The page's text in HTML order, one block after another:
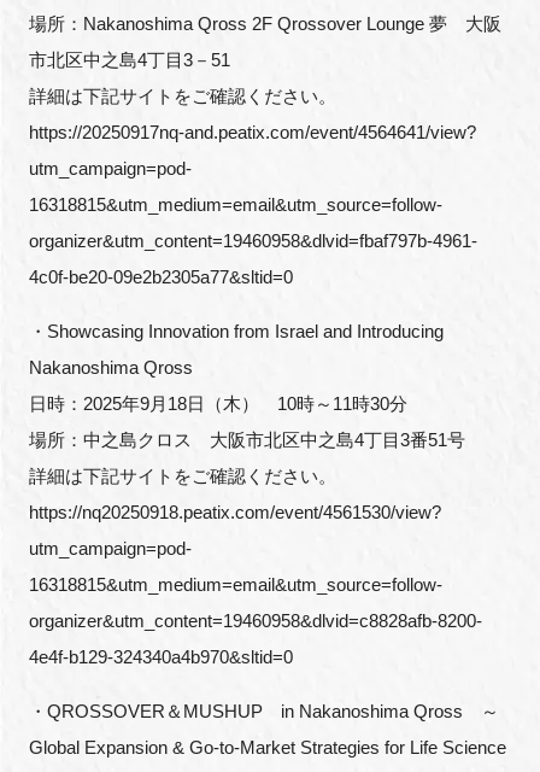
場所：Nakanoshima Qross 2F Qrossover Lounge 夢 大阪
市北区中之島4丁目3－51
詳細は下記サイトをご確認ください。
https://20250917nq-and.peatix.com/event/4564641/view?
utm_campaign=pod-
16318815&utm_medium=email&utm_source=follow-
organizer&utm_content=19460958&dlvid=fbaf797b-4961-
4c0f-be20-09e2b2305a77&sltid=0
・Showcasing Innovation from Israel and Introducing
Nakanoshima Qross
日時：2025年9月18日（木） 10時～11時30分
場所：中之島クロス 大阪市北区中之島4丁目3番51号
詳細は下記サイトをご確認ください。
https://nq20250918.peatix.com/event/4561530/view?
utm_campaign=pod-
16318815&utm_medium=email&utm_source=follow-
organizer&utm_content=19460958&dlvid=c8828afb-8200-
4e4f-b129-324340a4b970&sltid=0
・QROSSOVER＆MUSHUP in Nakanoshima Qross ～
Global Expansion & Go-to-Market Strategies for Life Science